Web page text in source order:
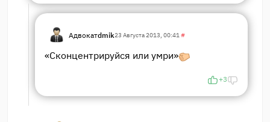
Адвокатdmik23 Августа 2013, 00:41#
«Сконцентрируйся или умри»
+3